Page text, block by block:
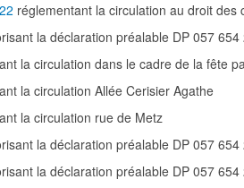
réglementant la circulation au droit
la déclaration préalable DP 057
la circulation dans le cadre de la fête
la circulation Allée Cerisier Agathe
la circulation rue de Metz
la déclaration préalable DP 057
la déclaration préalable DP 057